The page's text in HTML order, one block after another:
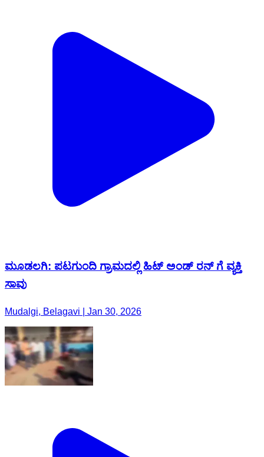
ಮೂಡಲಗಿ: ಪಟಗುಂದಿ ಗ್ರಾಮದಲ್ಲಿ ಹಿಟ್ ಅಂಡ್ ರನ್ ಗೆ ವ್ಯಕ್ತಿ
ಸಾವು
Mudalgi, Belagavi | Jan 30, 2026